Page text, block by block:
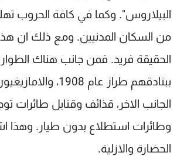
البيلاروس". وكما في كافة الحروب
من السكان المدنيين. ومع ذلك ان هذا
الحقيقة فريد. فمن جانب هناك
ببنادقهم طراز عام
الجانب الاخر، قذائف وقنابل طائرات
وطائرات استطلاع بدون طيار. وهذا
الحضارة والازلية.